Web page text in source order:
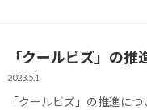
「クールビズ」の推
2023.5.1
「クールビズ」の推進に